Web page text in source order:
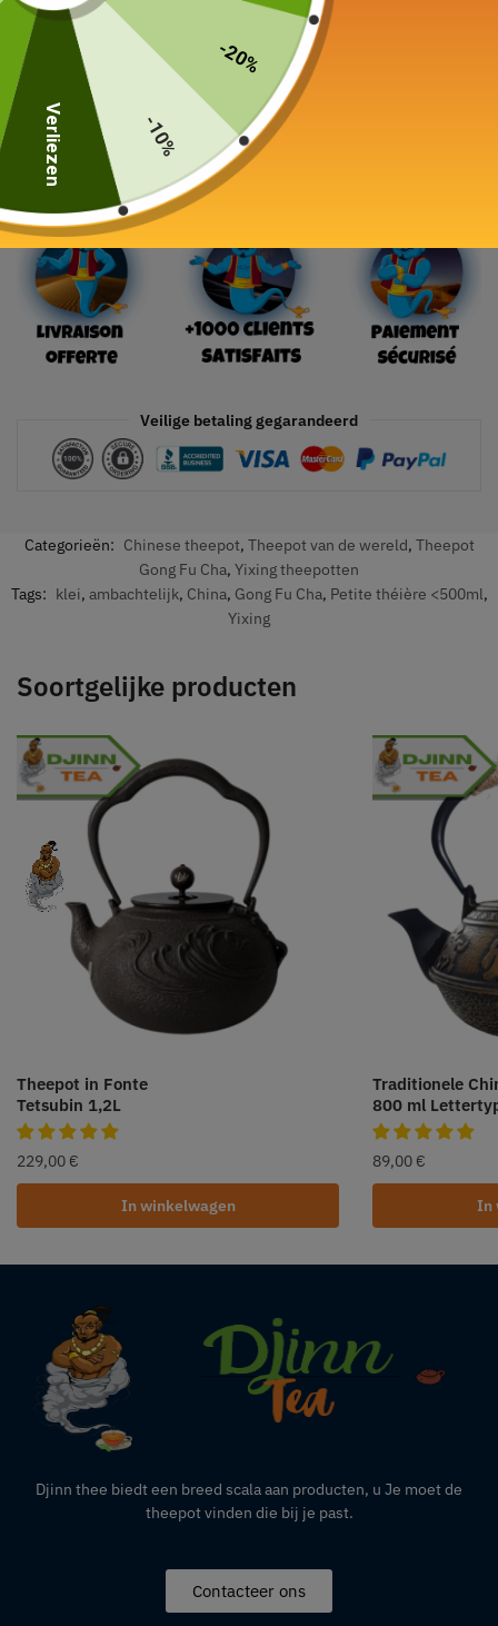
75,00€
19 in voorraad
In winkelwagen
Veilige betaling gegarandeerd
Categorieën: Chinese theepot, Theepot van de wereld, Theepot
Gong Fu Cha, Yixing theepotten
Tags: klei, ambachtelijk, China, Gong Fu Cha, Petite théière <500ml,
Yixing
Soortgelijke producten
Theepot in Fonte
Tetsubin 1,2L
229,00 €
In winkelwagen
Traditionele
800 ml
89,00 €
In
Djinn thee biedt een breed scala aan producten, u Je moet de
theepot vinden die bij je past.
Contacteer ons
-20%
-10%
Verliezen